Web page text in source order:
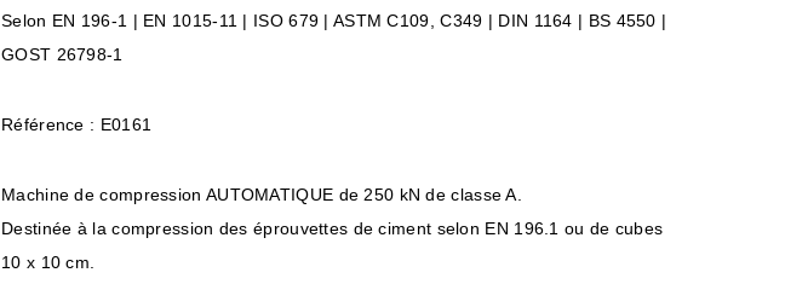
Selon EN 196-1 | EN 1015-11 | ISO 679 | ASTM C109, C349 | DIN 1164 | BS 4550 |
GOST 26798-1
Référence : E0161
Machine de compression AUTOMATIQUE de 250 kN de classe A.
Destinée à la compression des éprouvettes de ciment selon EN 196.1 ou de cubes
10 x 10 cm.